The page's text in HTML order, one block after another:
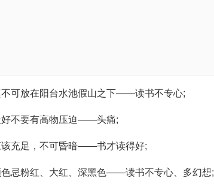
可放在阳台水池假山之下——读书不专心;
不要有高物压迫——头痛;
充足，不可昏暗——书才读得好;
粉红、大红、深黑色——读书不专心、多幻想;